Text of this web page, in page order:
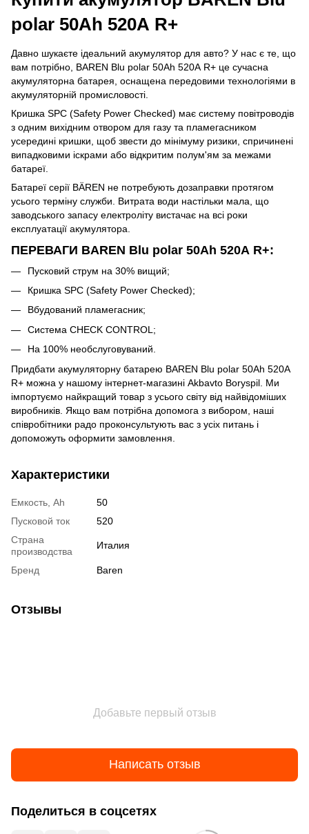
polar 50Аh 520А R+
Давно шукаєте ідеальний акумулятор для авто? У нас є те, що
вам потрібно, BAREN Blu polar 50Аh 520А R+ це сучасна
акумуляторна батарея, оснащена передовими технологіями в
акумуляторній промисловості.
Кришка SPC (Safety Power Checked) має систему повітроводів
з одним вихідним отвором для газу та пламегасником
усередині кришки, щоб звести до мінімуму ризики, спричинені
випадковими іскрами або відкритим полум'ям за межами
батареї.
Батареї серії BÄREN не потребують дозаправки протягом
усього терміну служби. Витрата води настільки мала, що
заводського запасу електроліту вистачає на всі роки
експлуатації акумулятора.
ПЕРЕВАГИ BAREN Blu polar 50Аh 520А R+:
Пусковий струм на 30% вищий;
Кришка SPC (Safety Power Checked);
Вбудований пламегасник;
Система CHECK CONTROL;
На 100% необслуговуваний.
Придбати акумуляторну батарею BAREN Blu polar 50Аh 520А
R+ можна у нашому інтернет-магазині Akbavto Boryspil. Ми
імпортуємо найкращий товар з усього світу від найвідоміших
виробників. Якщо вам потрібна допомога з вибором, наші
співробітники радо проконсультують вас з усіх питань і
допоможуть оформити замовлення.
Характеристики
Емкость, Ah
50
Пусковой ток
520
Страна
производства
Италия
Бренд Baren
Отзывы
Добавьте первый отзыв
Написать отзыв
Поделиться в соцсетях